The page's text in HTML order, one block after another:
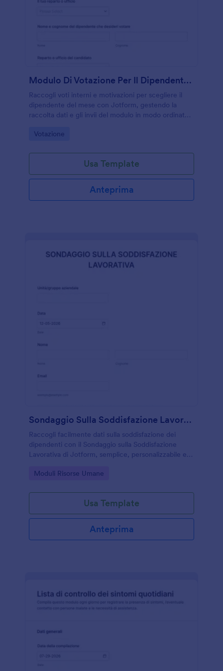
Modulo Di Votazione Per Il Dipendente Del Mese
Raccogli voti interni e motivazioni per scegliere il
dipendente del mese con Jotform, gestendo la
raccolta dati e gli invii del modulo in modo ordinato
Go to Category:
Votazione
Usa Template
Anteprima
Sondaggio Sulla Soddisfazione Lavorativa
Raccogli facilmente dati sulla soddisfazione dei
dipendenti con il Sondaggio sulla Soddisfazione
Lavorativa di Jotform, semplice, personalizzabile e
Go to Category:
Moduli Risorse Umane
Usa Template
Anteprima